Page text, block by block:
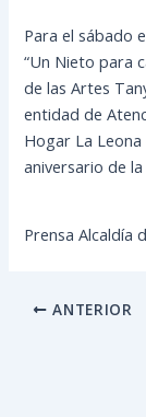
Para el sábado
“Un Nieto para
de las Artes
entidad de
Hogar La
aniversario de la
Prensa Alcaldía
ANTERIOR